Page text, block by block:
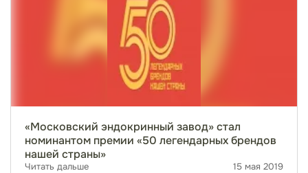
«Московский эндокринный завод» стал
номинантом премии «50 легендарных брендов
нашей страны»
Читать дальше 15 мая 2019